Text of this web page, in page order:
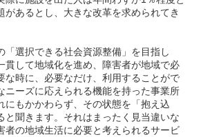
があるとし、大きな改革を求められてき
「選択できる社会資源整備」を目指し
貫して地域化を進め、障害者が地域で必
な時に、必要なだけ、利用することがで
ニーズに応えられる機能を持った事業所
にもかかわらず、その状態を「抱え込
と聞きます。それはまったく見当違いな
者の地域生活に必要と考えられるサービ